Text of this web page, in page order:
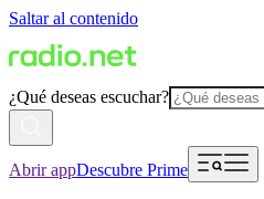
Saltar al contenido
¿Qué deseas escuchar?
Abrir appDescubre Prime